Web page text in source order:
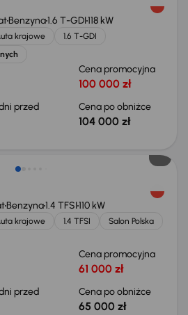
Benzyna1.6 T-GDI118 kW
krajowe
1.6 T-GDI
Cena promocyjna
100 000 zł
przed
Cena po obniżce
104 000 zł
Benzyna1.4 TFSI110 kW
krajowe 1.4 TFSI
Salon Polska
Cena promocyjna
61 000 zł
przed
Cena po obniżce
65 000 zł